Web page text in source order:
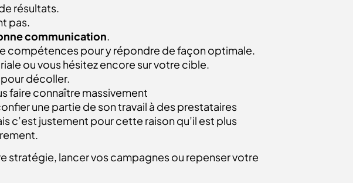
résultats.
pas.
communication
compétences pour y répondre de façon optimale.
ou vous hésitez encore sur votre cible.
pour décoller.
faire connaître massivement
une partie de son travail à des prestataires
c’est justement pour cette raison qu’il est plus
stratégie, lancer vos campagnes ou repenser votre